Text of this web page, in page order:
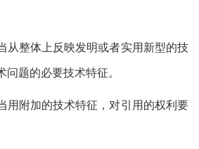
从整体上反映发明或者实用新型的技
题的必要技术特征。
用附加的技术特征，对引用的权利要